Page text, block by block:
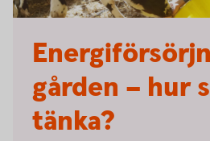
gården – hur
tänka?